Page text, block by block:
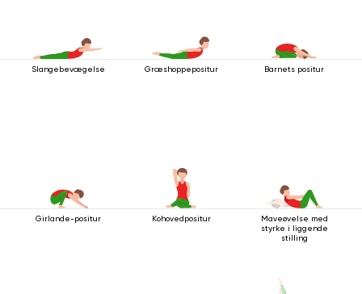
Slangebevægelse Græshoppepositur Barnets positur
Girlande-positur Kohovedpositur
Maveøvelse med
styrke i liggende
stilling